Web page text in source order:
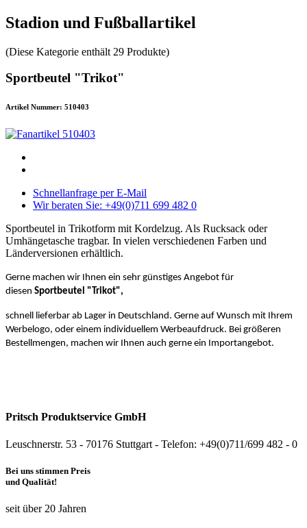
Stadion und Fußballartikel
(Diese Kategorie enthält 29 Produkte)
Sportbeutel "Trikot"
Artikel Nummer: 510403
Schnellanfrage per E-Mail
Wir beraten Sie: +49(0)711 699 482 0
Sportbeutel in Trikotform mit Kordelzug. Als Rucksack oder
Umhängetasche tragbar. In vielen verschiedenen Farben und
Länderversionen erhältlich.
Gerne machen wir Ihnen ein sehr günstiges Angebot für
diesen Sportbeutel "Trikot",
schnell lieferbar ab Lager in Deutschland. Gerne auf Wunsch mit Ihrem
Werbelogo, oder einem individuellem Werbeaufdruck. Bei größeren
Bestellmengen, machen wir Ihnen auch gerne ein Importangebot.
Pritsch Produktservice GmbH
Leuschnerstr. 53 - 70176 Stuttgart - Telefon: +49(0)711/699 482 - 0
Bei uns stimmen Preis
und Qualität!
seit über 20 Jahren